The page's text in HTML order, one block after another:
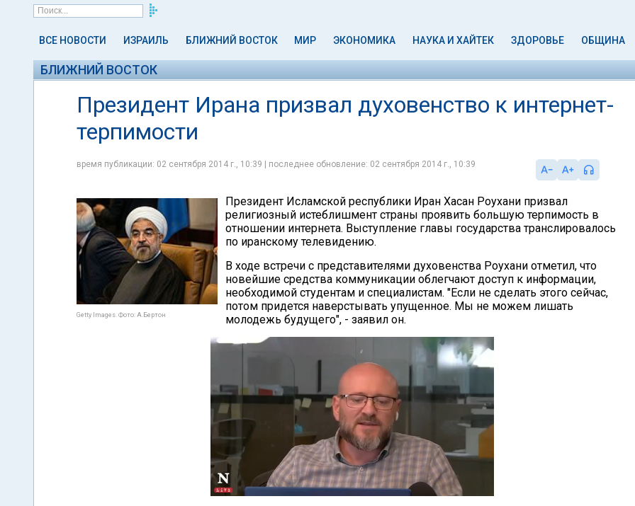
ВСЕ НОВОСТИ ИЗРАИЛЬ БЛИЖНИЙ ВОСТОК МИР ЭКОНОМИКА НАУКА И ХАЙТЕК ЗДОРОВЬЕ ОБЩИНА
БЛИЖНИЙ ВОСТОК
Президент Ирана призвал духовенство к интернет-
терпимости
время публикации: 02 сентября 2014 г., 10:39 | последнее обновление: 02 сентября 2014 г., 10:39
Getty Images. Фото: А.Бертон
Президент Исламской республики Иран Хасан Роухани призвал
религиозный истеблишмент страны проявить большую терпимость в
отношении интернета. Выступление главы государства транслировалось
по иранскому телевидению.
В ходе встречи с представителями духовенства Роухани отметил, что
новейшие средства коммуникации облегчают доступ к информации,
необходимой студентам и специалистам. "Если не сделать этого сейчас,
потом придется наверстывать упущенное. Мы не можем лишать
молодежь будущего", - заявил он.